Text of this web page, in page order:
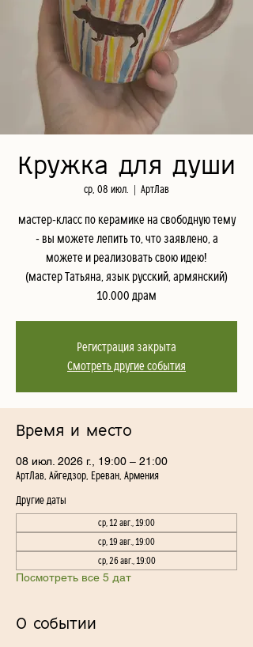
Кружка для души
ср, 08 июл. АртЛав
мастер-класс по керамике на свободную тему
- вы можете лепить то, что заявлено, а
можете и реализовать свою идею!
(мастер Татьяна, язык русский, армянский)
10.000 драм
Регистрация закрыта
Смотреть другие события
Время и место
08 июл. 2026 г., 19:00 – 21:00
АртЛав, Айгедзор, Ереван, Армения
Другие даты
ср, 12 авг., 19:00
ср, 19 авг., 19:00
ср, 26 авг., 19:00
Посмотреть все 5 дат
О событии